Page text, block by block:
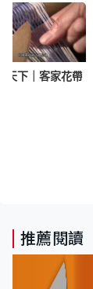
天下｜客家花帶
推薦閱讀